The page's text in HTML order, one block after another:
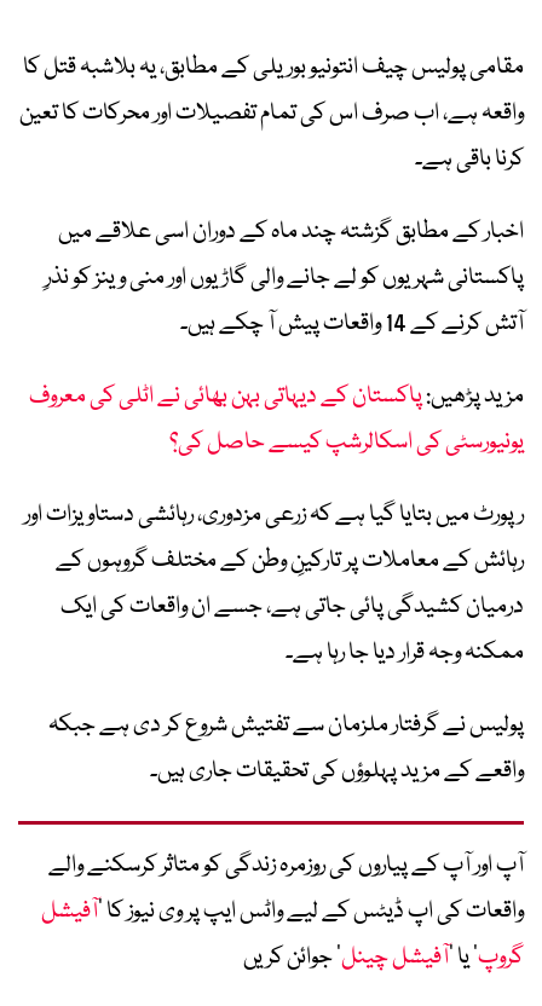
مقامی پولیس چیف انتونیو بوریلی کے مطابق، یہ بلاشبہ قتل کا
واقعہ ہے، اب صرف اس کی تمام تفصیلات اور محرکات کا تعین
کرنا باقی ہے۔
اخبار کے مطابق گزشتہ چند ماہ کے دوران اسی علاقے میں
پاکستانی شہریوں کو لے جانے والی گاڑیوں اور منی وینز کو نذرِ
آتش کرنے کے 14 واقعات پیش آ چکے ہیں۔
مزید پڑھیں:پاکستان کے دیہاتی بہن بھائی نے اٹلی کی معروف
یونیورسٹی کی اسکالرشپ کیسے حاصل کی؟
رپورٹ میں بتایا گیا ہے کہ زرعی مزدوری، رہائشی دستاویزات اور
رہائش کے معاملات پر تارکینِ وطن کے مختلف گروہوں کے
درمیان کشیدگی پائی جاتی ہے، جسے ان واقعات کی ایک
ممکنہ وجہ قرار دیا جا رہا ہے۔
پولیس نے گرفتار ملزمان سے تفتیش شروع کر دی ہے جبکہ
واقعے کے مزید پہلوؤں کی تحقیقات جاری ہیں۔
آپ اور آپ کے پیاروں کی روزمرہ زندگی کو متاثر کرسکنے والے
واقعات کی اپ ڈیٹس کے لیے واٹس ایپ پر وی نیوز کا ’آفیشل
گروپ‘ یا ’آفیشل چینل‘ جوائن کریں